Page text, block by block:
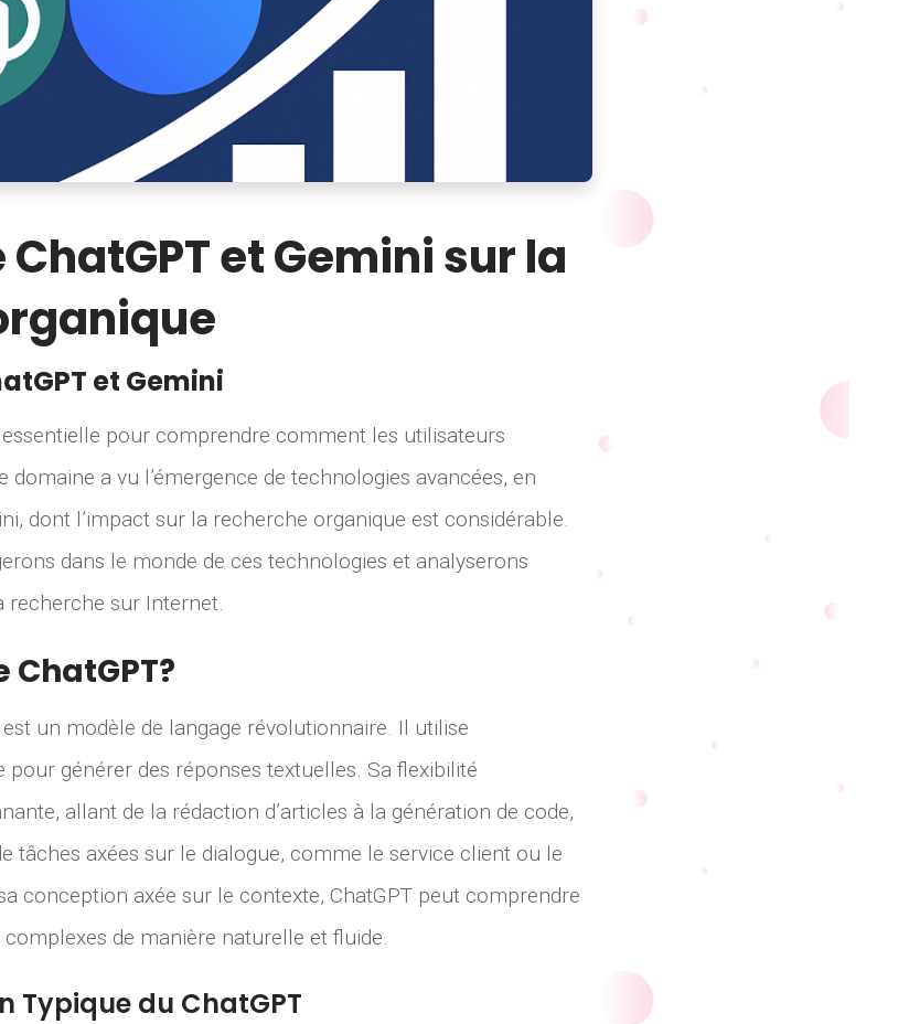
ChatGPT et Gemini sur la
et Gemini
pour comprendre comment les utilisateurs
domaine a vu l’émergence de technologies avancées, en
dont l’impact sur la recherche organique est considérable.
dans le monde de ces technologies et analyserons
sur Internet.
ChatGPT?
est un modèle de langage révolutionnaire. Il utilise
pour générer des réponses textuelles. Sa flexibilité
allant de la rédaction d’articles à la génération de code,
tâches axées sur le dialogue, comme le service client ou le
conception axée sur le contexte, ChatGPT peut comprendre
de manière naturelle et fluide.
Typique du ChatGPT